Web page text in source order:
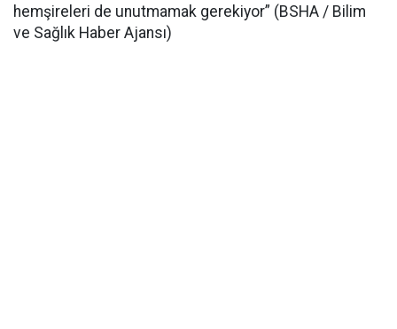
hemşireleri de unutmamak gerekiyor” (BSHA / Bilim
ve Sağlık Haber Ajansı)